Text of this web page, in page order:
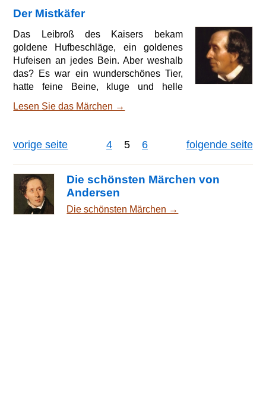
vor dem Stadttore an. Er brachte zwölf
Personen mit, alle Plätze waren besetzt.
Hurra! Hurra! Hoch! sangen die Leute in
den Häusern der Stadt, wo die
Neujahrsnacht
Der Mistkäfer
Das Leibroß des Kaisers bekam
goldene Hufbeschläge, ein goldenes
Hufeisen an jedes Bein. Aber weshalb
das? Es war ein wunderschönes Tier,
hatte feine Beine, kluge und helle
Schleier über den Hals herabhing. Es
und Kugelregen getragen, hatte die
Kugeln singen und pfeifen hören, hatte
mitgekämpft, als die Feinde eindrangen,
war mit seinem Kaiser in einem Sprung
über das gestürzte Pferd des Feinde
Lesen Sie das Märchen →
vorige seite folgende seite
4 5 6
Die schönsten Märchen von
Andersen
Die schönsten Märchen →